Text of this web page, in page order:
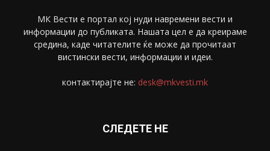
МК Вести е портал коj нуди навремени вести и
информации до публиката. Нашата цел е да креираме
средина, каде читателите ќе може да прочитаат
вистински вести, информации и идеи.
контактирајте не: desk@mkvesti.mk
СЛЕДЕТЕ НЕ